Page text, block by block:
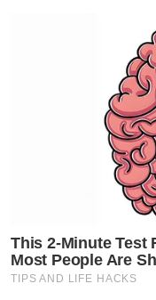
This 2-Minute Test
Most People Are
TIPS AND LIFE HACKS